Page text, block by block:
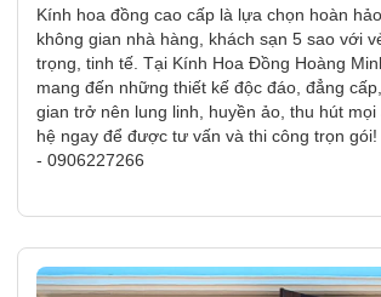
Kính hoa đồng cao cấp là lựa chọn hoàn
không gian nhà hàng, khách sạn 5 sao với
trọng, tinh tế. Tại Kính Hoa Đồng Hoàng
mang đến những thiết kế độc đáo, đẳng
gian trở nên lung linh, huyền ảo, thu hút
hệ ngay để được tư vấn và thi công trọn
- 0906227266